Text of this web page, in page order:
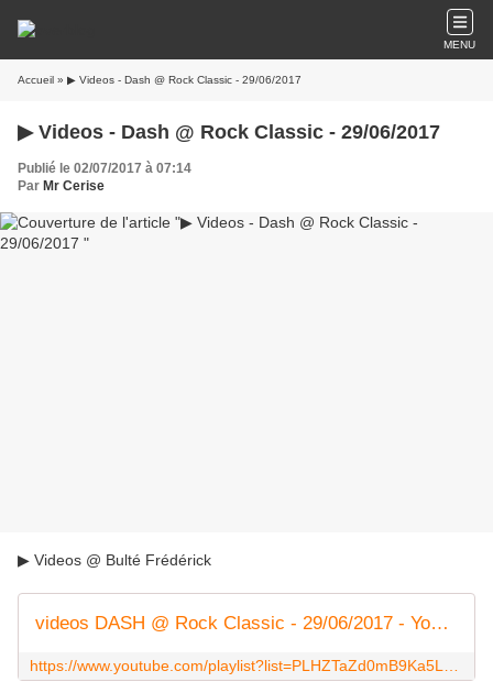
MENU
Accueil » ▶ Videos - Dash @ Rock Classic - 29/06/2017
▶ Videos - Dash @ Rock Classic - 29/06/2017
Publié le 02/07/2017 à 07:14
Par Mr Cerise
▶ Videos @ Bulté Frédérick
videos DASH @ Rock Classic - 29/06/2017 - YouTube